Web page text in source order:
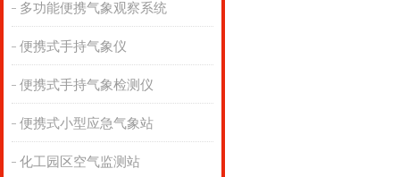
多功能便携气象观察系统
便携式手持气象仪
便携式手持气象检测仪
便携式小型应急气象站
化工园区空气监测站